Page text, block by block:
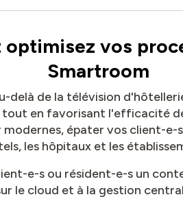
vos
Smartroom
delà de la télévision
en favorisant l'efficacité
épater vos client-
les hôpitaux et les
e-s ou résident-e-s un
le cloud et à la gestion